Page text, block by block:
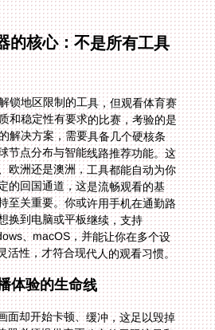
的核心：不是所有工具
锁地区限制的工具，但观看体育赛
和稳定性有要求的比赛，考验的是
解决方案，需要具备几个硬核条
节点分布与智能线路推荐功能。这
欧洲还是澳洲，工具都能自动为你
的回国通道，这是流畅观看的基
至关重要。你或许用手机在通勤路
想换到电脑或平板继续，支持
、macOS，并能让你在多个设
活性，才符合现代人的观看习惯。
体验的生命线
面却开始卡顿、缓冲，这足以毁掉
器必须提供真正稳定的无限流量和
服务会为影音、游戏等不同需求设
为用户独享高带宽通道，确保高清
同时，数据安全加密和专线传输技
了你的网络活动隐私，避免在公共